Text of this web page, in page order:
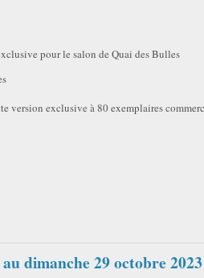
pour le salon de Quai des Bulles
version exclusive à 80 exemplaires
dimanche 29 octobre 2023